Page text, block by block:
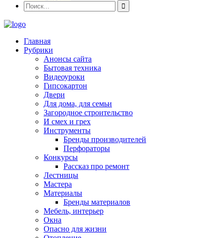
Главная
Рубрики
Анонсы сайта
Бытовая техника
Видеоуроки
Гипсокартон
Двери
Для дома, для семьи
Загородное строительство
И смех и грех
Инструменты
Бренды производителей
Перфораторы
Конкурсы
Рассказ про ремонт
Лестницы
Мастера
Материалы
Бренды материалов
Мебель, интерьер
Окна
Опасно для жизни